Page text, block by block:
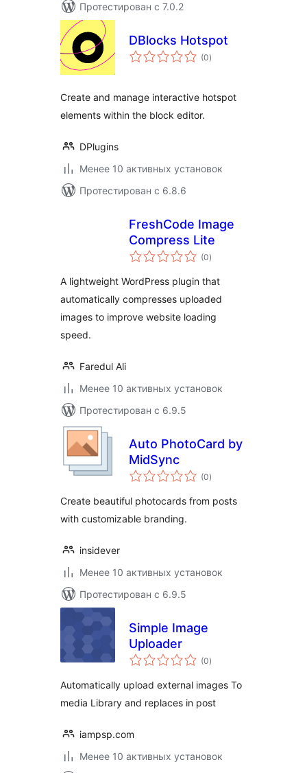
Протестирован с 7.0.2
DBlocks Hotspot
(0общий
рейтинг
)
Create and manage interactive hotspot
elements within the block editor.
DPlugins
Менее 10 активных установок
Протестирован с 6.8.6
FreshCode Image
Compress Lite
(0общий
рейтинг
)
A lightweight WordPress plugin that
automatically compresses uploaded
images to improve website loading
speed.
Faredul Ali
Менее 10 активных установок
Протестирован с 6.9.5
Auto PhotoCard by
MidSync
(0общий
рейтинг
)
Create beautiful photocards from posts
with customizable branding.
insidever
Менее 10 активных установок
Протестирован с 6.9.5
Simple Image
Uploader
(0общий
рейтинг
)
Automatically upload external images To
media Library and replaces in post
iampsp.com
Менее 10 активных установок